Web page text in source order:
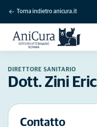
Torna indietro anicura.it
DIRETTORE SANITARIO
Dott. Zini Eric
Contatto